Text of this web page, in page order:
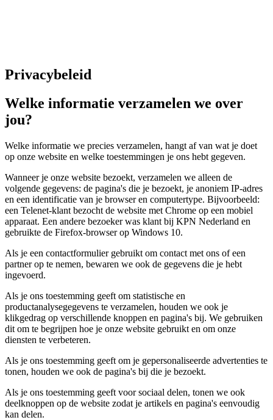
Privacybeleid
Welke informatie verzamelen we over
jou?
Welke informatie we precies verzamelen, hangt af van wat je doet
op onze website en welke toestemmingen je ons hebt gegeven.
Wanneer je onze website bezoekt, verzamelen we alleen de
volgende gegevens: de pagina's die je bezoekt, je anoniem IP-adres
en een identificatie van je browser en computertype. Bijvoorbeeld:
een Telenet-klant bezocht de website met Chrome op een mobiel
apparaat. Een andere bezoeker was klant bij KPN Nederland en
gebruikte de Firefox-browser op Windows 10.
Als je een contactformulier gebruikt om contact met ons of een
partner op te nemen, bewaren we ook de gegevens die je hebt
ingevoerd.
Als je ons toestemming geeft om statistische en
productanalysegegevens te verzamelen, houden we ook je
klikgedrag op verschillende knoppen en pagina's bij. We gebruiken
dit om te begrijpen hoe je onze website gebruikt en om onze
diensten te verbeteren.
Als je ons toestemming geeft om je gepersonaliseerde advertenties te
tonen, houden we ook de pagina's bij die je bezoekt.
Als je ons toestemming geeft voor sociaal delen, tonen we ook
deelknoppen op de website zodat je artikels en pagina's eenvoudig
kan delen.